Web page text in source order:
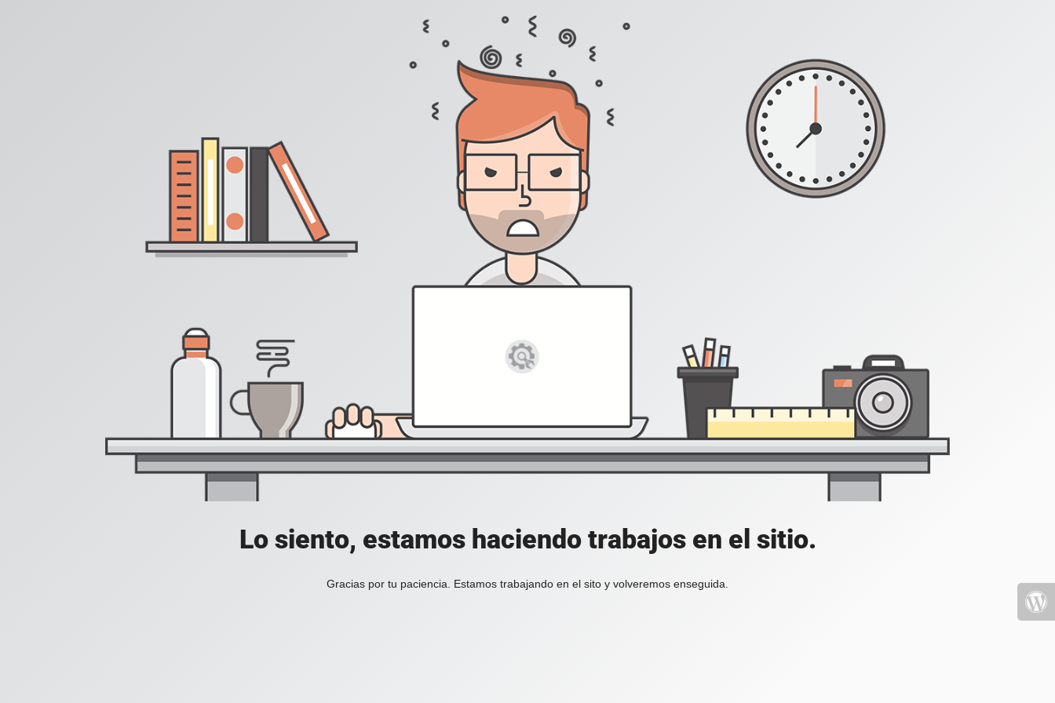
Lo siento, estamos haciendo trabajos en el sitio.
Gracias por tu paciencia. Estamos trabajando en el sito y volveremos enseguida.